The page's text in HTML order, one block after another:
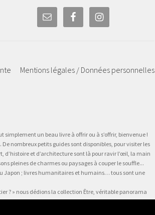
Mentions légales / Données personnelles
un beau livre à offrir ou à s’offrir, bienvenue !
nombreux petits guides sont disponibles, pour visiter les
d’histoire et d’architecture sont là pour ravir l’œil, la main
pleines de charmes ou paysages à couper le souffle...
Japon ; livres humanitaires et humains… tous sont une
? » nous dédions la collection Être, véritable panorama